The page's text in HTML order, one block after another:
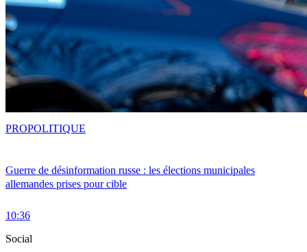
Guerre de désinformation russe : les élections municipales
allemandes prises pour cible
10:36
PROPOLITIQUE
Social